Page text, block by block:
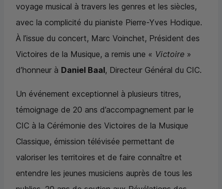
voyage musical à travers les genres et les siècles,
avec la complicité du pianiste Pierre-Yves Hodique.
À l’issue du concert, Marc Voinchet, Président des
Victoires de la Musique, a remis une « Victoire »
d’honneur à Daniel Baal, Directeur Général du CIC.
Un événement exceptionnel à plusieurs titres,
témoignage de 20 ans d’accompagnement par le
CIC à la Cérémonie des Victoires de la Musique
Classique, émission télévisée permettant de
valoriser les territoires et de faire connaître et
entendre les jeunes musiciens auprès de tous les